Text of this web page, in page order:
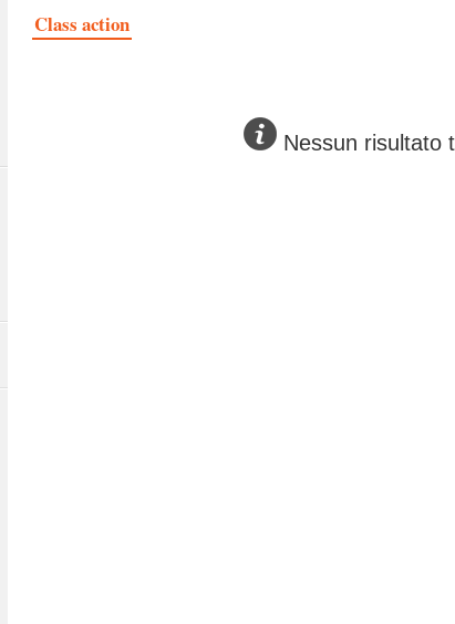
Class action
Nessun risultato